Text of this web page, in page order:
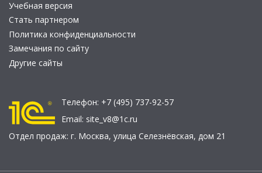
Учебная версия
Стать партнером
Политика конфиденциальности
Замечания по сайту
Другие сайты
Телефон: +7 (495) 737-92-57
Email: site_v8@1c.ru
Отдел продаж: г. Москва, улица Селезнёвская, дом 21